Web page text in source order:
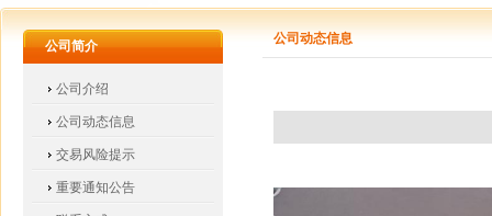
公司简介
公司介绍
公司动态信息
交易风险提示
重要通知公告
公司动态信息